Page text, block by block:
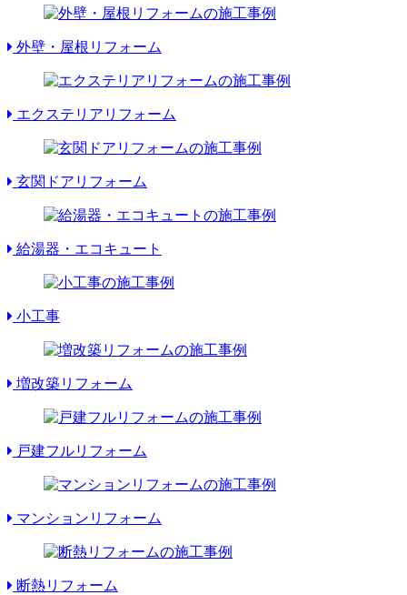
外壁・屋根リフォーム
エクステリアリフォーム
玄関ドアリフォーム
給湯器・エコキュート
小工事
増改築リフォーム
戸建フルリフォーム
マンションリフォーム
断熱リフォーム